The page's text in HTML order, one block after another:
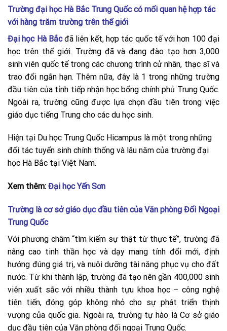
Trường đại học Hà Bắc Trung Quốc có mối quan hệ hợp tác
với hàng trăm trường trên thế giới
Đại học Hà Bắcđã liên kết, hợp tác quốc tế với hơn 100 đại
học trên thế giới. Trường đã và đang đào tạo hơn 3,000
sinh viên quốc tế trong các chương trình cử nhân, thạc sĩ và
trao đổi ngắn hạn. Thêm nữa, đây là 1 trong những trường
đầu tiên của tỉnh tiếp nhận học bổng chính phủ Trung Quốc.
Ngoài ra, trường cũng được lựa chọn đầu tiên trong việc
giáo dục tiếng Trung cho các du học sinh.
Hiện tại Du học Trung Quốc Hicampus là một trong những
đối tác tuyển sinh chính thống và lâu năm của trường đại
học Hà Bắc tại Việt Nam.
Xem thêm: Đại học Yến Sơn
Trường là cơ sở giáo dục đầu tiên của Văn phòng Đối Ngoại
Trung Quốc
Với phương châm “tìm kiếm sự thật từ thực tế”, trường đã
nâng cao tinh thần học và dạy mang tính đổi mới, định
hướng đúng giá trị, và nuôi dưỡng tài năng phục vụ cho đất
nước. Từ khi thành lập, trường đã tạo nên gần 400,000 sinh
viên xuất sắc với nhiều thành tựu khoa học – công nghệ
tiên tiến, đóng góp không nhỏ cho sự phát triển thịnh
vượng của quốc gia. Ngoài ra, trường tự hào là Cơ sở giáo
dục đầu tiên của Văn phòng đối ngoại Trung Quốc.